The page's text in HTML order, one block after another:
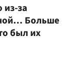
из-за
Больше
был их